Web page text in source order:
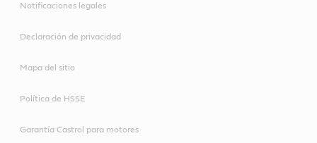
Notificaciones legales
Declaración de privacidad
Mapa del sitio
Política de HSSE
Garantía Castrol para motores